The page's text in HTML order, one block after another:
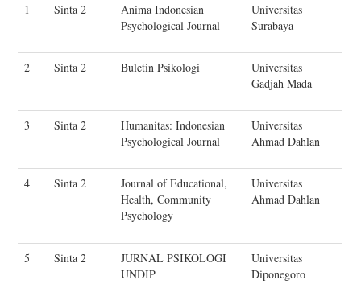
1 Sinta 2
Anima Indonesian
Psychological Journal
Universitas
Surabaya
2 Sinta 2 Buletin Psikologi
Universitas
Gadjah Mada
3 Sinta 2
Humanitas: Indonesian
Psychological Journal
Universitas
Ahmad Dahlan
4 Sinta 2
Journal of Educational,
Health, Community
Psychology
Universitas
Ahmad Dahlan
5 Sinta 2
JURNAL PSIKOLOGI
UNDIP
Universitas
Diponegoro